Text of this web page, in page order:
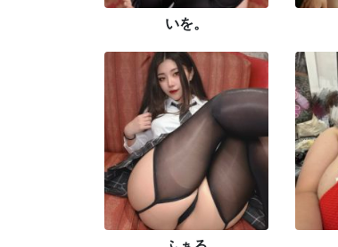
いを。